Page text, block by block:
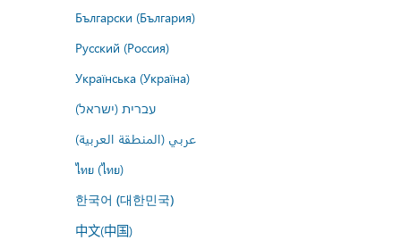
Български (България)
Русский (Россия)
Українська (Україна)
עברית (ישראל)
عربي (المنطقة العربية)
ไทย (ไทย)
한국어 (대한민국)
中文(中国)